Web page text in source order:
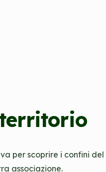
per scoprire i confini del
associazione.